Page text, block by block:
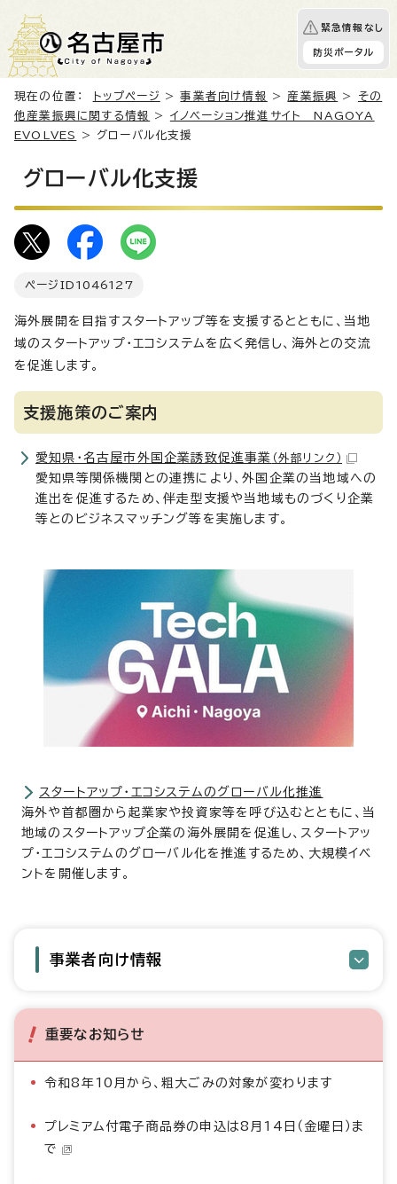
緊急情報なし
防災ポータル
現在の位置： トップページ >事業者向け情報 > 産業振興 > その
他産業振興に関する情報
> イノベーション推進サイト NAGOYA
EVOLVES
> グローバル化支援
グローバル化支援
ページID 1046127
海外展開を目指すスタートアップ等を支援するとともに、当地
域のスタートアップ・エコシステムを広く発信し、海外との交流
を促進します。
支援施策のご案内
愛知県・名古屋市外国企業誘致促進事業 （外部リンク）
愛知県等関係機関との連携により、外国企業の当地域への
進出を促進するため、伴走型支援や当地域ものづくり企業
等とのビジネスマッチング等を実施します。
スタートアップ・エコシステムのグローバル化推進
海外や首都圏から起業家や投資家等を呼び込むとともに、当
地域のスタートアップ企業の海外展開を促進し、スタートアッ
プ・エコシステムのグローバル化を推進するため、大規模イベ
ントを開催します。
事業者向け情報
重要なお知らせ
令和8年10月から、粗大ごみの対象が変わります
プレミアム付電子商品券の申込は8月14日（金曜日）ま
で